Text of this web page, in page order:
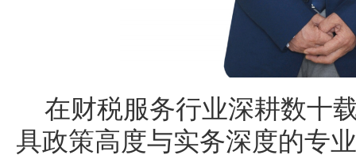
在财税服务行业深耕数十
具政策高度与实务深度的专